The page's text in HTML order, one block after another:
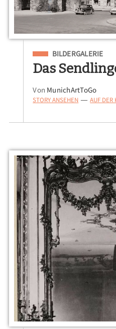
Eingeordnet unter
BILDERGALERIE
Das
Von MunichArtToGo
STORY ANSEHEN — AUF DER